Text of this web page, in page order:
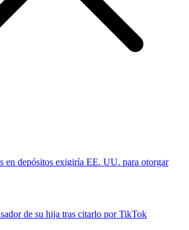
en depósitos exigiría EE. UU. para otorgar
de su hija tras citarlo por TikTok